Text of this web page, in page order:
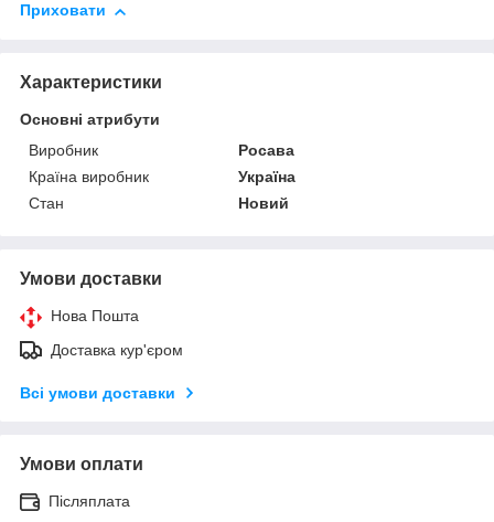
Приховати
Характеристики
Основні атрибути
Виробник
Росава
Країна виробник
Україна
Стан
Новий
Умови доставки
Нова Пошта
Доставка кур'єром
Всі умови доставки
Умови оплати
Післяплата